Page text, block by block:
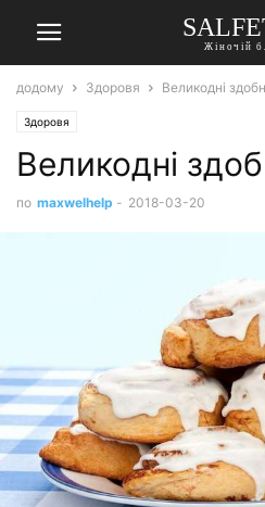
Жіночій
додому Здоровя Великодні
Здоровя
Великодні
по maxwelhelp - 2018-03-20